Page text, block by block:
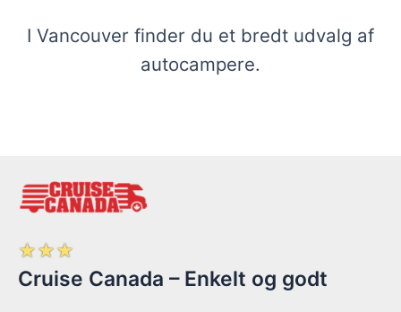
I Vancouver finder du et bredt udvalg af
autocampere.
☆☆☆
Cruise Canada – Enkelt og godt